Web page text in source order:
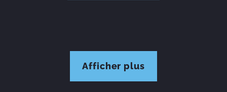
Afficher plus